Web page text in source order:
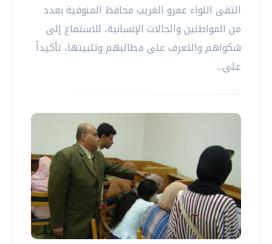
التقى اللواء عمرو الغريب محافظ المنوفية بعدد
من المواطنين والحالات الإنسانية، للاستماع إلى
شكواهم والتعرف على مطالبهم وتلبيتها، تأكيداً
على...